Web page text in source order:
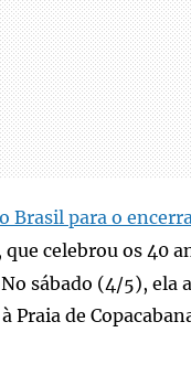
Brasil para o
que celebrou os 40
sábado (4/5), ela
Praia de